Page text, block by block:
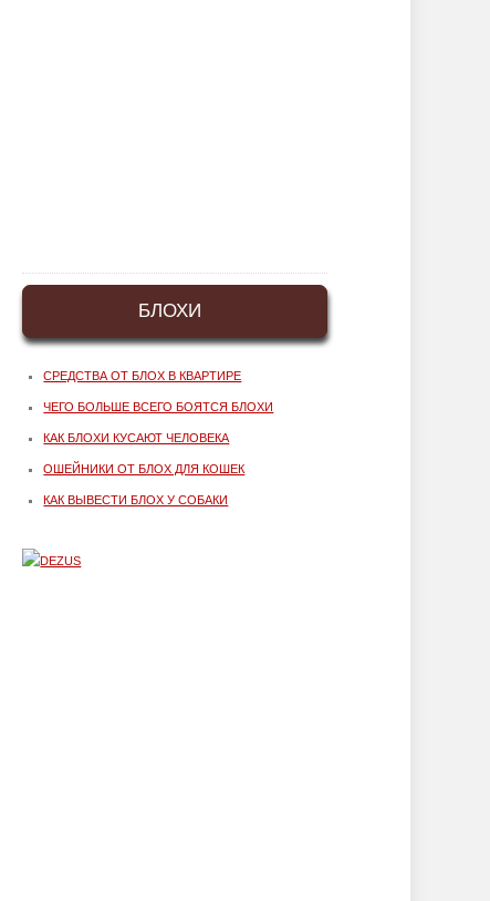
БЛОХИ
СРЕДСТВА ОТ БЛОХ В КВАРТИРЕ
ЧЕГО БОЛЬШЕ ВСЕГО БОЯТСЯ БЛОХИ
КАК БЛОХИ КУСАЮТ ЧЕЛОВЕКА
ОШЕЙНИКИ ОТ БЛОХ ДЛЯ КОШЕК
КАК ВЫВЕСТИ БЛОХ У СОБАКИ